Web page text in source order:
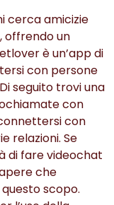
cerca amicizie
offrendo un
è un’app di
con persone
seguito trovi una
con
con
relazioni. Se
di fare videochat
che
scopo.